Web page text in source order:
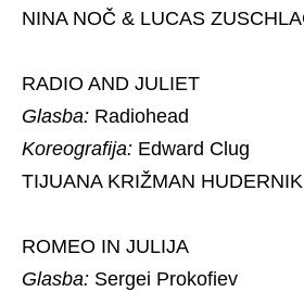
NINA NOČ & LUCAS
RADIO AND JULIET
Glasba: Radiohead
Koreografija: Edward Clug
TIJUANA KRIŽMAN
ROMEO IN JULIJA
Glasba: Sergei Prokofiev